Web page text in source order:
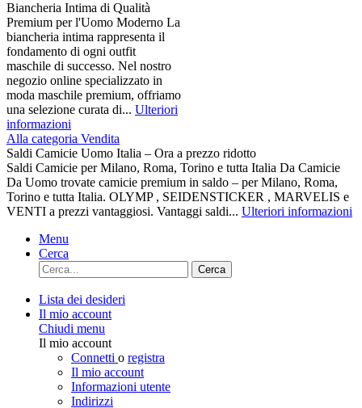
Biancheria Intima di Qualità
Premium per l'Uomo Moderno La
biancheria intima rappresenta il
fondamento di ogni outfit
maschile di successo. Nel nostro
negozio online specializzato in
moda maschile premium, offriamo
una selezione curata di... Ulteriori
informazioni
Alla categoria Vendita
Saldi Camicie Uomo Italia – Ora a prezzo ridotto
Saldi Camicie per Milano, Roma, Torino e tutta Italia Da Camicie
Da Uomo trovate camicie premium in saldo – per Milano, Roma,
Torino e tutta Italia. OLYMP , SEIDENSTICKER , MARVELIS e
VENTI a prezzi vantaggiosi. Vantaggi saldi... Ulteriori informazioni
Menu
Cerca
Cerca
Lista dei desideri
Il mio account
Chiudi menu
Il mio account
Connetti o registra
Il mio account
Informazioni utente
Indirizzi